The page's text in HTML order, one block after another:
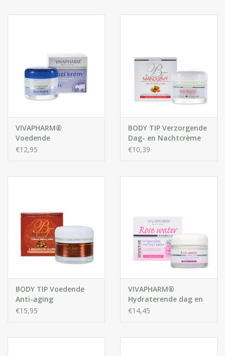
VIVAPHARM®
Voedende
Gezichtscrème met
€12,95
BODY TIP Verzorgende
Dag- en Nachtcrème
met Amandelolie
€10,39
BODY TIP Voedende
Anti-aging
Gezichtscrème met
€15,95
VIVAPHARM®
Hydraterende dag en
nacht gezichtscrème
€14,45